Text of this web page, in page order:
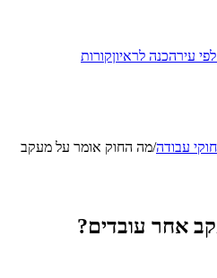
עירהכנה לראיוןקורות
עבודה/מה החוק אומר על מעקב
אחר עובדים?